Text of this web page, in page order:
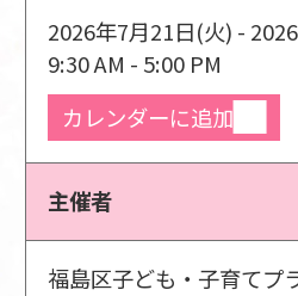
2026年7月21日(火) -
9:30 AM - 5:00 PM
カレンダーに追加
主催者
福島区子ども・子育てプ